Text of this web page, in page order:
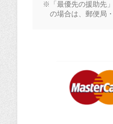
※「最優先の援助先
の場合は、郵便局